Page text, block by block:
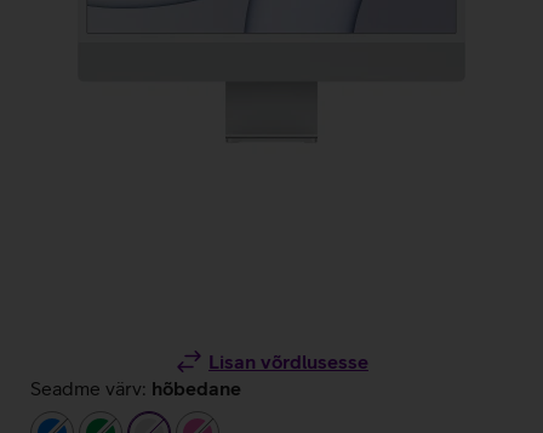
Lisan võrdlusesse
Seadme värv: hõbedane